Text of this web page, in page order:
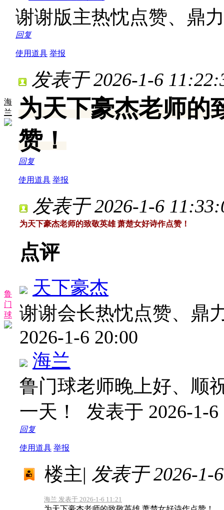
谢谢版主热忱点赞、鼎
回复
使用道具 举报
海
兰
发表于 2026-1-6
为天下豪杰老师的
赞！
回复
使用道具 举报
鲁
门
球
发表于 2026-1-6
为天下豪杰老师的致敬英雄 萧楚女好诗作点赞！
点评
天下豪杰
谢谢会长热忱点赞、鼎
2026-1-6 20:00
海兰
鲁门球老师晚上好、顺
一天！ 发表于 2026-1-6
回复
使用道具 举报
楼主| 发表于 2026-1-
海兰 发表于 2026-1-6 11:21